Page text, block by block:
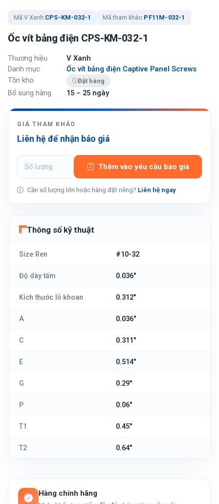
Mã V Xanh:CPS-KM-032-1 Mã tham khảo:PF11M-032-1
Ốc vít bảng điện CPS-KM-032-1
Thương hiệu
V Xanh
Danh mục
Ốc vít bảng điện Captive Panel Screws
Tồn kho
Đặt hàng
Bổ sung hàng 15 – 25 ngày
GIÁ THAM KHẢO
Liên hệ để nhận báo giá
Thêm vào yêu cầu báo giá
Cần số lượng lớn hoặc hàng đặt riêng? Liên hệ ngay
Thông số kỹ thuật
Size Ren #10-32
Độ dày tấm 0.036"
Kích thước lỗ khoan 0.312"
A 0.036"
C 0.311"
E 0.514"
G 0.29"
P 0.06"
T1 0.45"
T2 0.64"
Hàng chính hãng